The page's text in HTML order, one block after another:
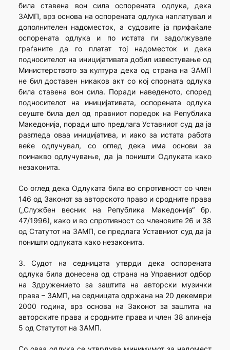
била ставена вон сила оспорената одлука, дека
ЗАМП, врз основа на оспорената одлука наплатувал и
дополнителен надоместок, а судовите ја прифаќале
оспорената одлука и по истата ги задолжувале
граѓаните да го платат тој надоместок и дека
подносителот на иницијативата добил известување од
Министерството за култура дека од страна на ЗАМП
не бил доставен никаков акт со кој спорната одлука
била ставена вон сила. Поради наведеното, според
подносителот на иницијативата, оспорената одлука
сеуште била дел од правниот поредок на Република
Македонија, поради што предлага Уставниот суд да ја
разгледа оваа иницијатива, и иако за истата работа
веќе одлучувал, со оглед дека има основи за
поинакво одлучување, да ја поништи Одлуката како
незаконита.
Со оглед дека Одлуката била во спротивност со член
146 од Законот за авторското право и сродните права
(„Службен весник на Република Македонија“ бр.
47/1996), како и во спротивност со членовите 26 и 38
од Статутот на ЗАМП, се предлага Уставниот суд да ја
поништи одлуката како незаконита.
3. Судот на седницата утврди дека оспорената
одлука била донесена од страна на Управниот одбор
на Здружението за заштита на авторски музички
права – ЗАМП, на седницата одржана на 20 декември
2000 година, врз основа на Законот за заштита на
авторските права и сродните права и член 38 алинеја
5 од Статутот на ЗАМП.